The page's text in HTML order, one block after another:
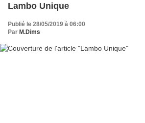
Lambo Unique
Publié le 28/05/2019 à 06:00
Par M.Dims